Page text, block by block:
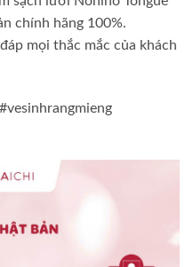
chính hãng 100%.
mọi thắc mắc của khách